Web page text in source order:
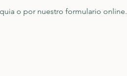
o por nuestro formulario online.